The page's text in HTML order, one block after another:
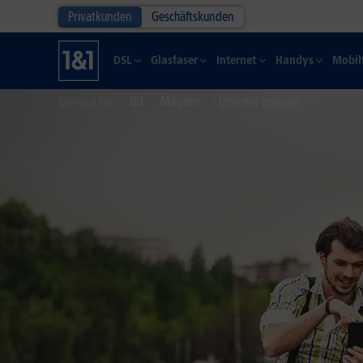
Privatkunden Geschäftskunden
DSL Glasfaser Internet Handys